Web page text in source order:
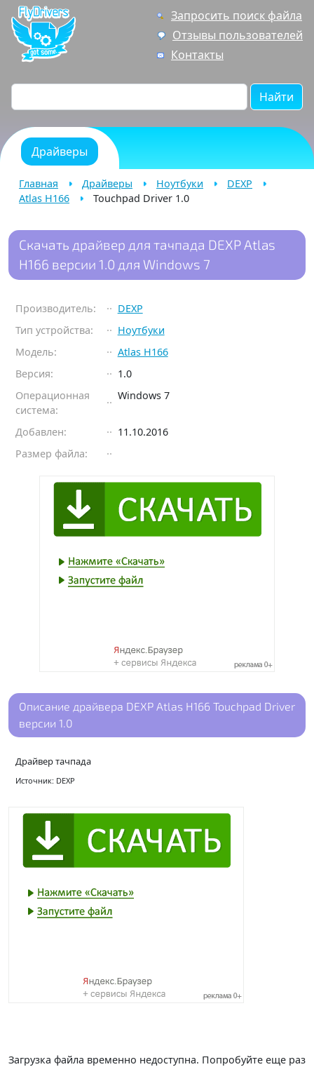
Запросить поиск файла
Отзывы пользователей
Контакты
Найти
Драйверы
Главная Драйверы Ноутбуки
DEXP
Atlas H166
Touchpad Driver 1.0
Скачать драйвер для тачпада DEXP Atlas
H166 версии 1.0 для Windows 7
Производитель:
DEXP
Тип устройства:
Ноутбуки
Модель:
Atlas H166
Версия:
1.0
Операционная
система:
Windows 7
Добавлен:
11.10.2016
Размер файла:
Описание драйвера DEXP Atlas H166 Touchpad Driver
версии 1.0
Драйвер тачпада
Источник: DEXP
Загрузка файла временно недоступна. Попробуйте еще раз